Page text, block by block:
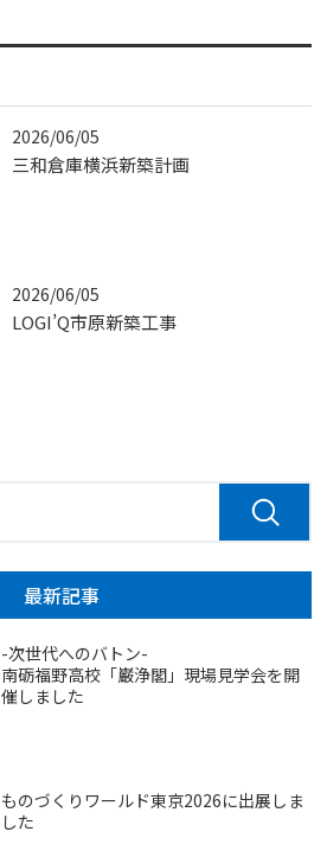
2026/06/05
三和倉庫横浜新築計画
2026/06/05
LOGI’Q市原新築工事
最新記事
-次世代へのバトン-
南砺福野高校「巌浄閣」現場見学会を開
催しました
ものづくりワールド東京2026に出展しま
した